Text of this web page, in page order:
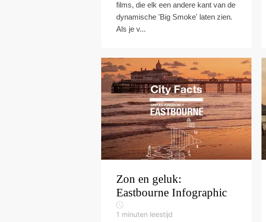
films, die elk een andere kant van de
dynamische 'Big Smoke' laten zien.
Als je v...
Zon en geluk:
Eastbourne Infographic
1 minuten leestijd